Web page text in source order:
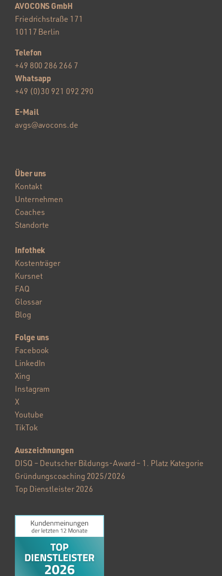
AVOCONS GmbH
Friedrichstraße 171
10117 Berlin
Telefon
+49 800 286 266 7
Whatsapp
+49 (0)30 921 092 290
E-Mail
avgs@avocons.de
Über uns
Kontakt
Unternehmen
Coaches
Standorte
Infothek
Kostenträger
Kursnet
FAQ
Glossar
Blog
Folge uns
Facebook
LinkedIn
Xing
Instagram
X
Youtube
TikTok
Auszeichnungen
DISQ – Deutscher Bildungs-Award – 1. Platz Kategorie
Gründungscoaching 2025/2026
Top Dienstleister 2026